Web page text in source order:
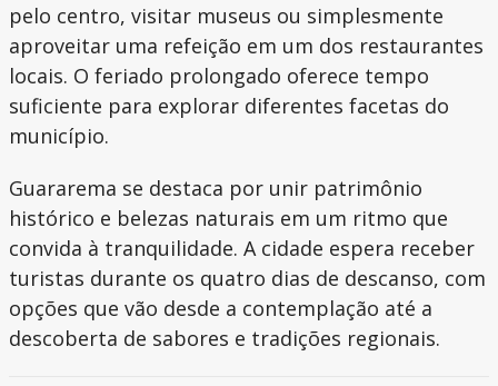
pelo centro, visitar museus ou simplesmente
aproveitar uma refeição em um dos restaurantes
locais. O feriado prolongado oferece tempo
suficiente para explorar diferentes facetas do
município.
Guararema se destaca por unir patrimônio
histórico e belezas naturais em um ritmo que
convida à tranquilidade. A cidade espera receber
turistas durante os quatro dias de descanso, com
opções que vão desde a contemplação até a
descoberta de sabores e tradições regionais.